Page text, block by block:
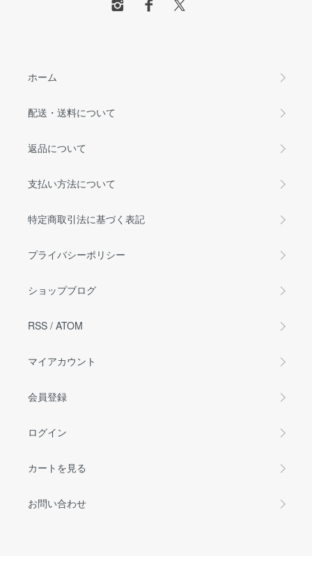
ホーム
配送・送料について
返品について
支払い方法について
特定商取引法に基づく表記
プライバシーポリシー
ショップブログ
RSS / ATOM
マイアカウント
会員登録
ログイン
カートを見る
お問い合わせ